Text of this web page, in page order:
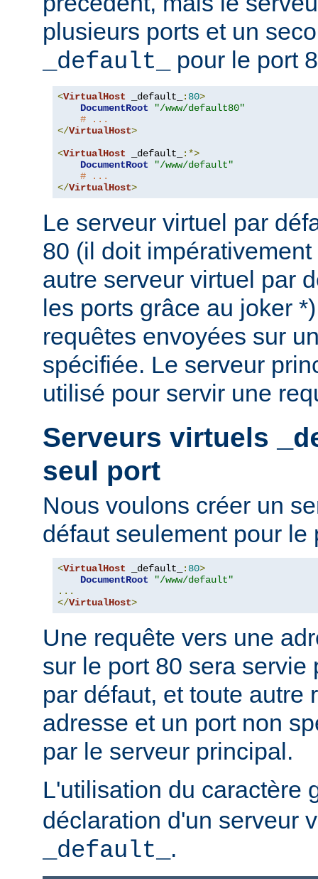
plusieurs ports et un
_default_
pour le port
<VirtualHost _default_ : 80>
DocumentRoot
"/www/default80"
# ...
</VirtualHost>
<VirtualHost _default_
:*>
DocumentRoot
"/www/default"
# ...
</VirtualHost>
Le serveur virtuel par
80 (il doit
autre serveur virtuel par
les ports grâce au joker
requêtes envoyées sur
spécifiée. Le serveur
utilisé pour servir une
Serveurs virtuels
seul port
Nous voulons créer un
défaut seulement pour le
<VirtualHost _default_ : 80>
DocumentRoot
"/www/default"
...
</VirtualHost>
Une requête vers une
sur le port 80 sera servie
par défaut, et toute autre
adresse et un port non
par le serveur principal.
L'utilisation du caractère
déclaration d'un serveur
_default_ .